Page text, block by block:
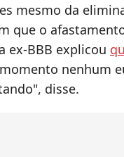
mesmo da
que o
ex-BBB explicou
nenhum
disse.